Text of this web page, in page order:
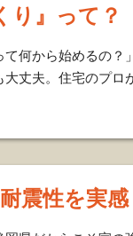
り』って？
て何から始めるの？」
大丈夫。住宅のプロ
震性を実感